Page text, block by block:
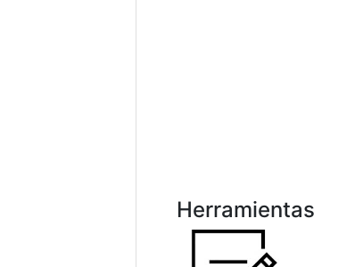
Herramientas